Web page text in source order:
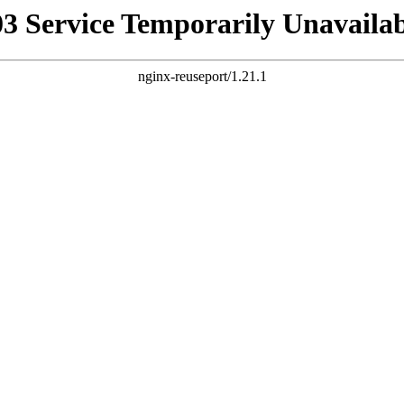
Service Temporarily
nginx-reuseport/1.21.1